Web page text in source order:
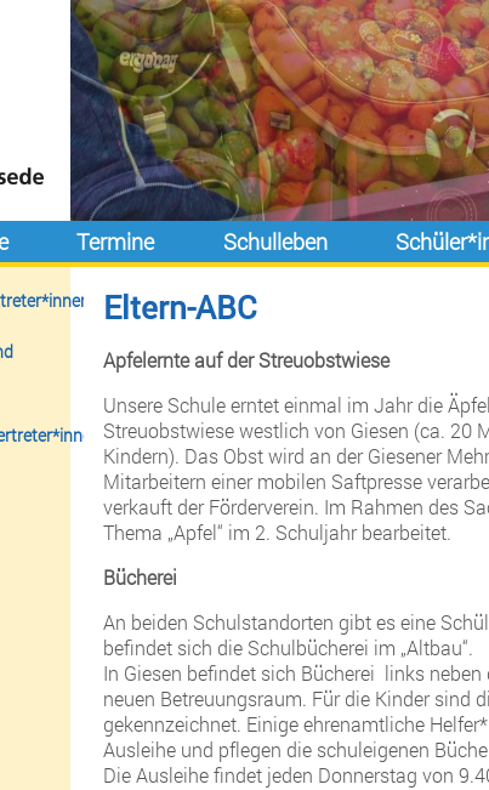
Termine Schulleben
Eltern-ABC
Apfelernte auf der Streuobstwiese
Unsere Schule erntet einmal im Jahr die
Streuobstwiese westlich von Giesen (ca. 20
Kindern). Das Obst wird an der Giesener
Mitarbeitern einer mobilen Saftpresse
verkauft der Förderverein. Im Rahmen des
Thema „Apfel“ im 2. Schuljahr bearbeitet.
Bücherei
An beiden Schulstandorten gibt es eine
befindet sich die Schulbücherei im „Altbau“.
In Giesen befindet sich Bücherei links
neuen Betreuungsraum. Für die Kinder sind
gekennzeichnet. Einige ehrenamtliche
Ausleihe und pflegen die schuleigenen
Die Ausleihe findet jeden Donnerstag von